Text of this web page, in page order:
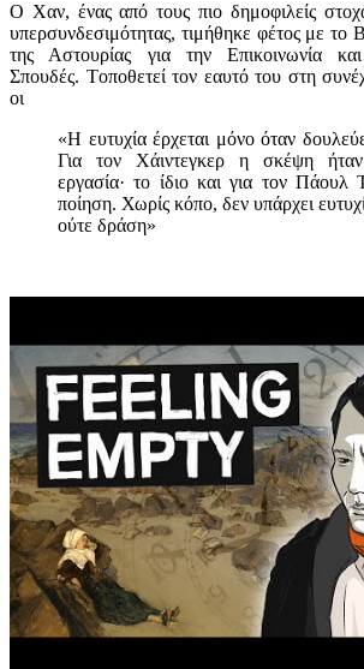
Ο Χαν, ένας από τους πιο δημοφιλείς
υπερσυνδεσιμότητας, τιμήθηκε φέτος με το
της Αστουρίας για την Επικοινωνία
Σπουδές. Tοποθετεί τον εαυτό του στη
οι
«Η ευτυχία έρχεται μόνο όταν
Για τον Χάιντεγκερ η σκέψη ήταν
εργασία· το ίδιο και για τον
ποίηση. Χωρίς κόπο, δεν υπάρχει
ούτε δράση»